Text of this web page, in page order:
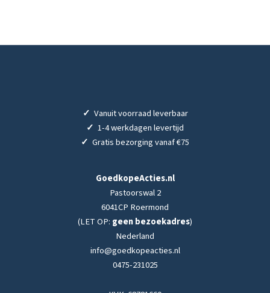
✓ Vanuit voorraad leverbaar
✓ 1-4 werkdagen levertijd
✓ Gratis bezorging vanaf €75
GoedkopeActies.nl
Pastoorswal 2
6041CP Roermond
(LET OP: geen bezoekadres)
Nederland
info@goedkopeacties.nl
0475-231025